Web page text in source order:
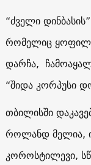
“ძველი
რომელიც
დარჩა,
“შიდა კორპუსი
თბილისში
როლანდ მელია,
კოროსტილევი,